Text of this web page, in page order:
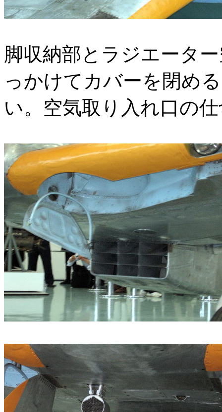
脚収納部とラジエータ
っかけてカバーを閉め
い。空気取り入れ口の